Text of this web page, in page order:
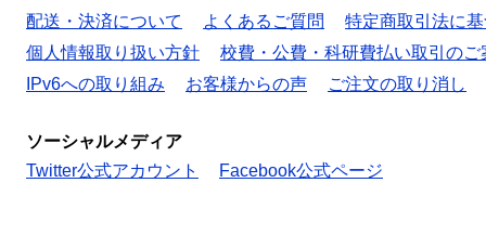
配送・決済について
よくあるご質問
特定商取引法に
個人情報取り扱い方針
校費・公費・科研費払い取引のご
IPv6への取り組み
お客様からの声 ご注文の取り消し
ソーシャルメディア
Twitter公式アカウント
Facebook公式ページ